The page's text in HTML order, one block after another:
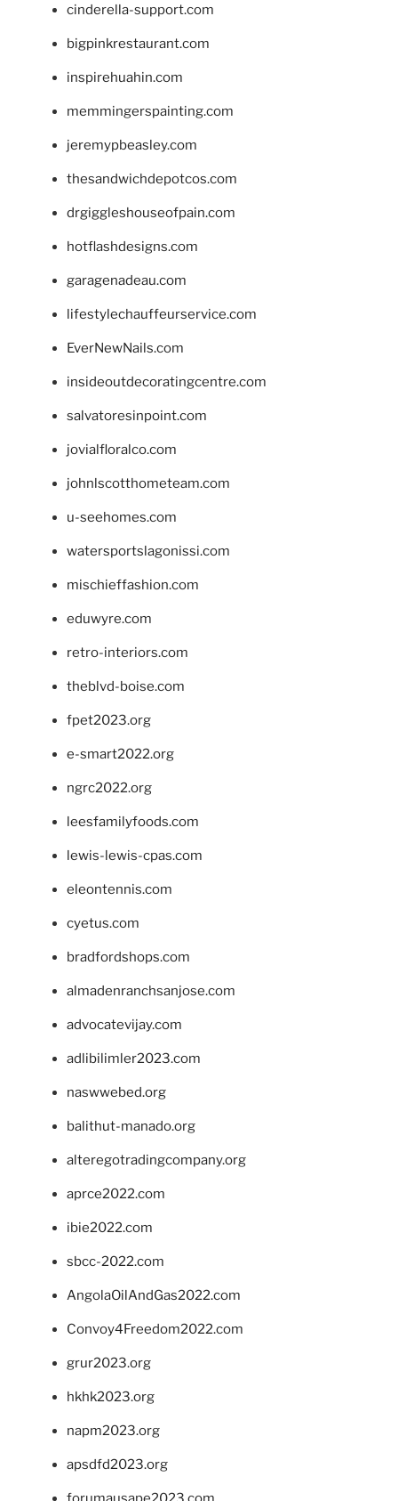
cinderella-support.com
bigpinkrestaurant.com
inspirehuahin.com
memmingerspainting.com
jeremypbeasley.com
thesandwichdepotcos.com
drgiggleshouseofpain.com
hotflashdesigns.com
garagenadeau.com
lifestylechauffeurservice.com
EverNewNails.com
insideoutdecoratingcentre.com
salvatoresinpoint.com
jovialfloralco.com
johnlscotthometeam.com
u-seehomes.com
watersportslagonissi.com
mischieffashion.com
eduwyre.com
retro-interiors.com
theblvd-boise.com
fpet2023.org
e-smart2022.org
ngrc2022.org
leesfamilyfoods.com
lewis-lewis-cpas.com
eleontennis.com
cyetus.com
bradfordshops.com
almadenranchsanjose.com
advocatevijay.com
adlibilimler2023.com
naswwebed.org
balithut-manado.org
alteregotradingcompany.org
aprce2022.com
ibie2022.com
sbcc-2022.com
AngolaOilAndGas2022.com
Convoy4Freedom2022.com
grur2023.org
hkhk2023.org
napm2023.org
apsdfd2023.org